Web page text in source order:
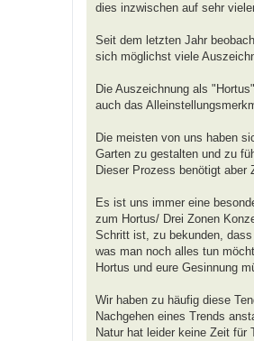
dies inzwischen auf sehr
Seit dem letzten Jahr
sich möglichst viele
Die Auszeichnung als
auch das
Die meisten von uns haben
Garten zu gestalten und zu
Dieser Prozess benötigt aber
Es ist uns immer eine
zum Hortus/ Drei Zonen
Schritt ist, zu bekunden,
was man noch alles tun
Hortus und eure Gesinnung
Wir haben zu häufig diese
Nachgehen eines Trends
Natur hat leider keine Zeit für